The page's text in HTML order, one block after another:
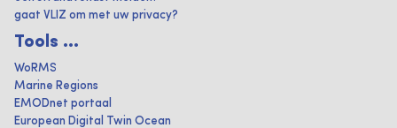
gaat VLIZ om met uw privacy?
Tools ...
WoRMS
Marine Regions
EMODnet portaal
European Digital Twin Ocean